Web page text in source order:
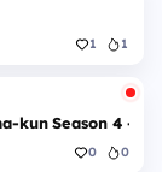
1 1
kun Season 4 -
0 0